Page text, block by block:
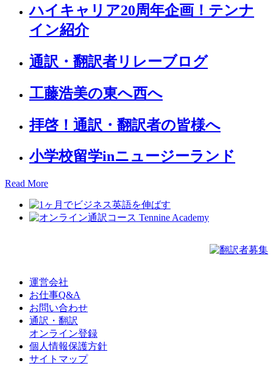
ハイキャリア20周年企画！テンナ
イン紹介
通訳・翻訳者リレーブログ
工藤浩美の東へ西へ
拝啓！通訳・翻訳者の皆様へ
小学校留学inニュージーランド
Read More
運営会社
お仕事Q&A
お問い合わせ
通訳・翻訳
オンライン登録
個人情報保護方針
サイトマップ